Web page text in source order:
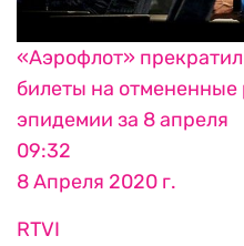
«Аэрофлот» прекратил
билеты на
эпидемии за 8 апреля
09:32
8 Апреля 2020 г.
RTVI